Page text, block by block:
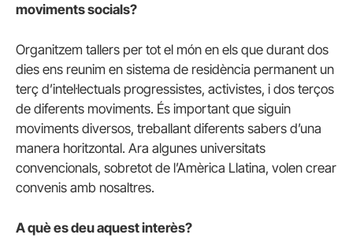
moviments socials?
Organitzem tallers per tot el món en els que durant dos
dies ens reunim en sistema de residència permanent un
terç d’intel·lectuals progressistes, activistes, i dos terços
de diferents moviments. És important que siguin
moviments diversos, treballant diferents sabers d’una
manera horitzontal. Ara algunes universitats
convencionals, sobretot de l’Amèrica Llatina, volen crear
convenis amb nosaltres.
A què es deu aquest interès?